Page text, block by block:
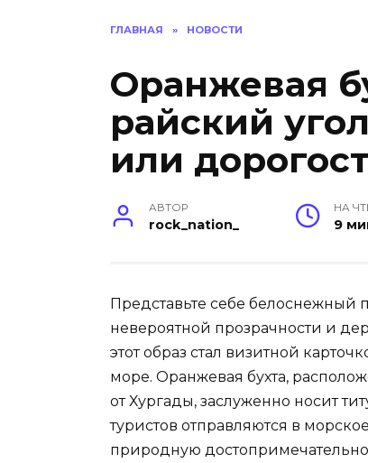
ГЛАВНАЯ » НОВОСТИ
Оранжевая
райский
или
АВТОР
rock_nation_
НА
9
Представьте себе белоснежный
невероятной прозрачности и
этот образ стал визитной
море. Оранжевая бухта,
от Хургады, заслуженно носит
туристов отправляются в
природную